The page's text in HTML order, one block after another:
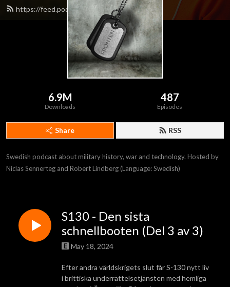
https://feed.podbean.com/fronten/feed.xml
6.9M
Downloads
487
Episodes
Share RSS
Swedish podcast about military history, war and technology. Hosted by
Niclas Sennerteg and Robert Lindberg (Language: Swedish)
S130 - Den sista
schnellbooten (Del 3 av 3)
May 18, 2024
Efter andra världskrigets slut får S-130 nytt liv
i brittiska underrättelsetjänsten med hemliga